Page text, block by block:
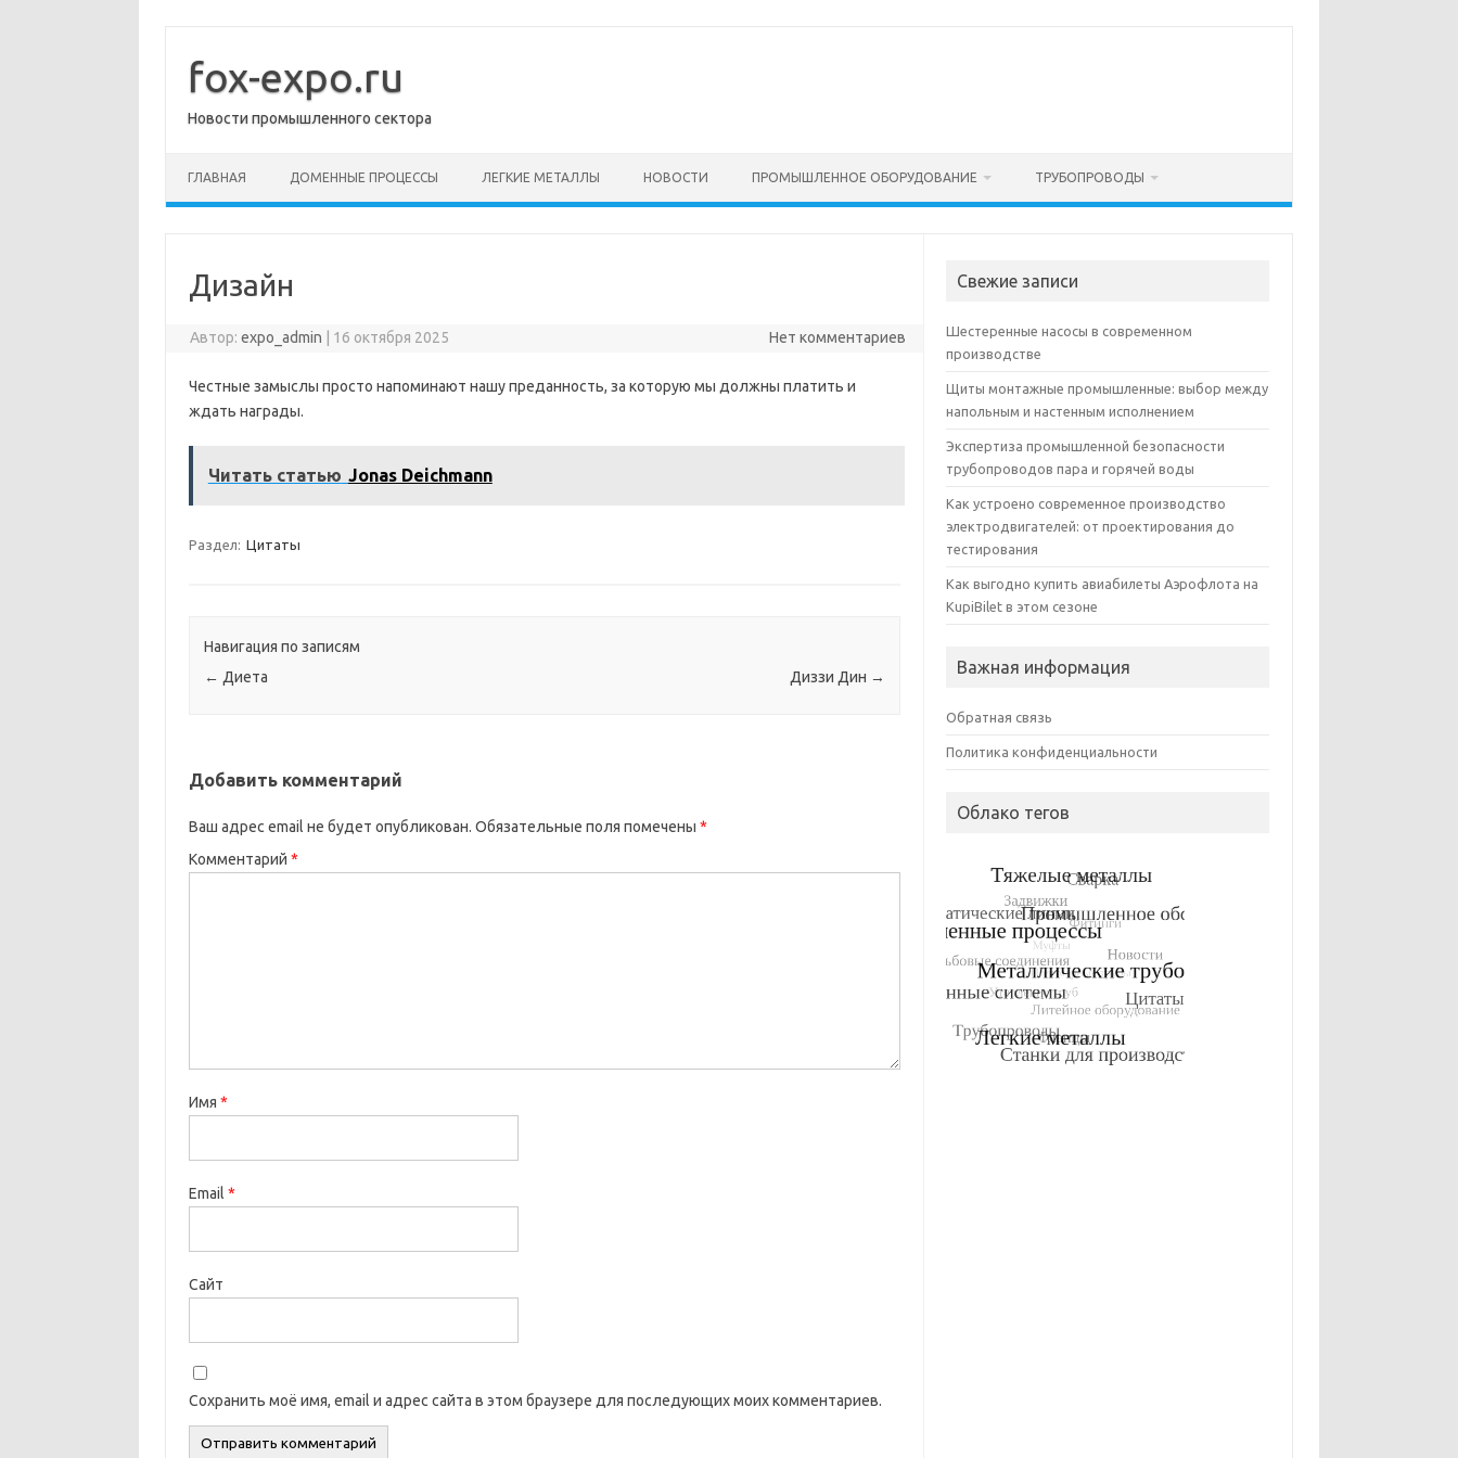
содержимому
fox-expo.ru
Новости промышленного сектора
ГЛАВНАЯ ДОМЕННЫЕ ПРОЦЕССЫ ЛЕГКИЕ МЕТАЛЛЫ НОВОСТИ ПРОМЫШЛЕННОЕ ОБОРУДОВАНИЕ ТРУБОПРОВОДЫ
Дизайн
Автор:expo_admin 16 октября 2025 Нет комментариев
Честные замыслы просто напоминают нашу преданность, за которую мы должны платить и
ждать награды.
Читать статью Jonas Deichmann
Раздел: Цитаты
Навигация по записям
← Диета Диззи Дин →
Добавить комментарий
Ваш адрес email не будет опубликован. Обязательные поля помечены *
Комментарий *
Имя *
Email *
Сайт
Сохранить моё имя, email и адрес сайта в этом браузере для последующих моих комментариев.
Свежие записи
Шестеренные насосы в современном
производстве
Щиты монтажные промышленные: выбор между
напольным и настенным исполнением
Экспертиза промышленной безопасности
трубопроводов пара и горячей воды
Как устроено современное производство
электродвигателей: от проектирования до
тестирования
Как выгодно купить авиабилеты Аэрофлота на
KupiBilet в этом сезоне
Важная информация
Обратная связь
Политика конфиденциальности
Облако тегов